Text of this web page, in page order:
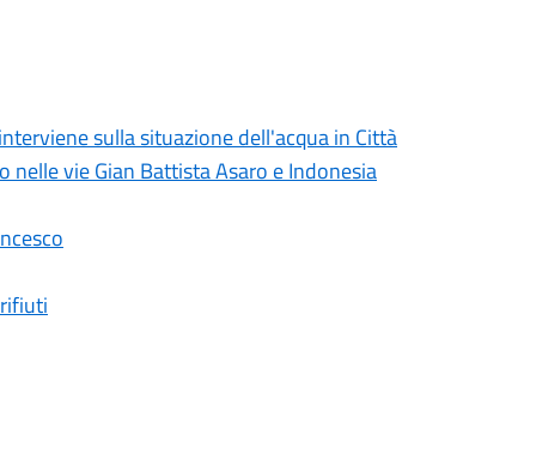
sulla situazione dell'acqua in Città
vie Gian Battista Asaro e Indonesia